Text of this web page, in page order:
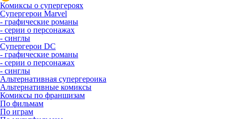
Комиксы о супергероях
Супергерои Marvel
- графические романы
- серии о персонажах
- синглы
Супергерои DC
- графические романы
- серии о персонажах
- синглы
Альтернативная супергероика
Альтернативные комиксы
Комиксы по франшизам
По фильмам
По играм